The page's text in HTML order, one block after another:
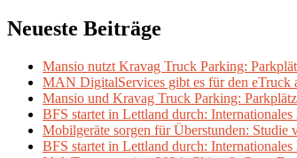
Neueste Beiträge
Mansio nutzt Kravag Truck Parking:
MAN DigitalServices gibt es für den
Mansio und Kravag Truck Parking:
BFS startet in Lettland durch:
Mobilgeräte sorgen für Überstunden: Studie
BFS startet in Lettland durch: